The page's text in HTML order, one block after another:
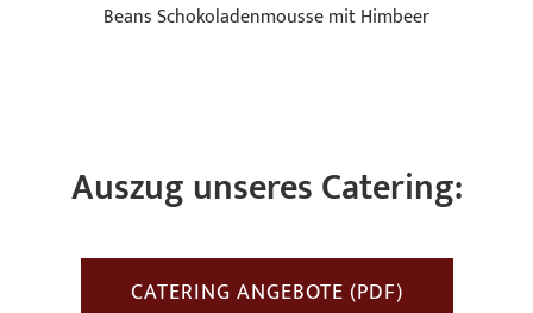
Beans Schokoladenmousse mit Himbeer
Auszug unseres Catering:
CATERING ANGEBOTE (PDF)